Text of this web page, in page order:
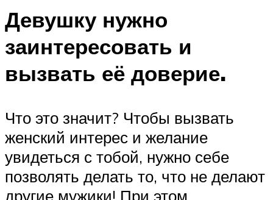
Девушку нужно
заинтересовать и
вызвать её доверие.
Что это значит? Чтобы вызвать
женский интерес и желание
увидеться с тобой, нужно себе
позволять делать то, что не делают
другие мужики! При этом